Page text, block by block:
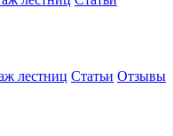
лестниц Статьи Отзывы